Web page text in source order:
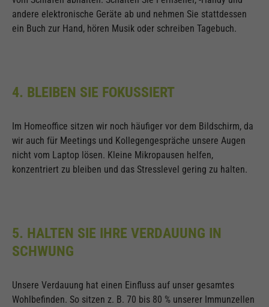
andere elektronische Geräte ab und nehmen Sie stattdessen
ein Buch zur Hand, hören Musik oder schreiben Tagebuch.
4. BLEIBEN SIE FOKUSSIERT
Im Homeoffice sitzen wir noch häufiger vor dem Bildschirm, da
wir auch für Meetings und Kollegengespräche unsere Augen
nicht vom Laptop lösen. Kleine Mikropausen helfen,
konzentriert zu bleiben und das Stresslevel gering zu halten.
5. HALTEN SIE IHRE VERDAUUNG IN
SCHWUNG
Unsere Verdauung hat einen Einfluss auf unser gesamtes
Wohlbefinden. So sitzen z. B. 70 bis 80 % unserer Immunzellen